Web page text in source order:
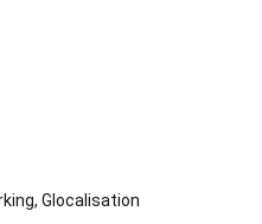
Glocalisation